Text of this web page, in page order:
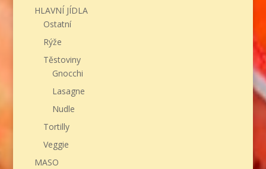
HLAVNÍ JÍDLA
Ostatní
Rýže
Těstoviny
Gnocchi
Lasagne
Nudle
Tortilly
Veggie
MASO